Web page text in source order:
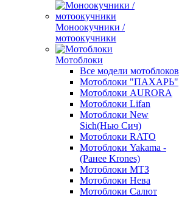
Моноокучники /
мотоокучники
Мотоблоки
Все модели мотоблоков
Мотоблоки "ПАХАРЬ"
Мотоблоки AURORA
Мотоблоки Lifan
Мотоблоки New
Sich(Нью Сич)
Мотоблоки RATO
Мотоблоки Yakama -
(Ранее Krones)
Мотоблоки МТЗ
Мотоблоки Нева
Мотоблоки Салют